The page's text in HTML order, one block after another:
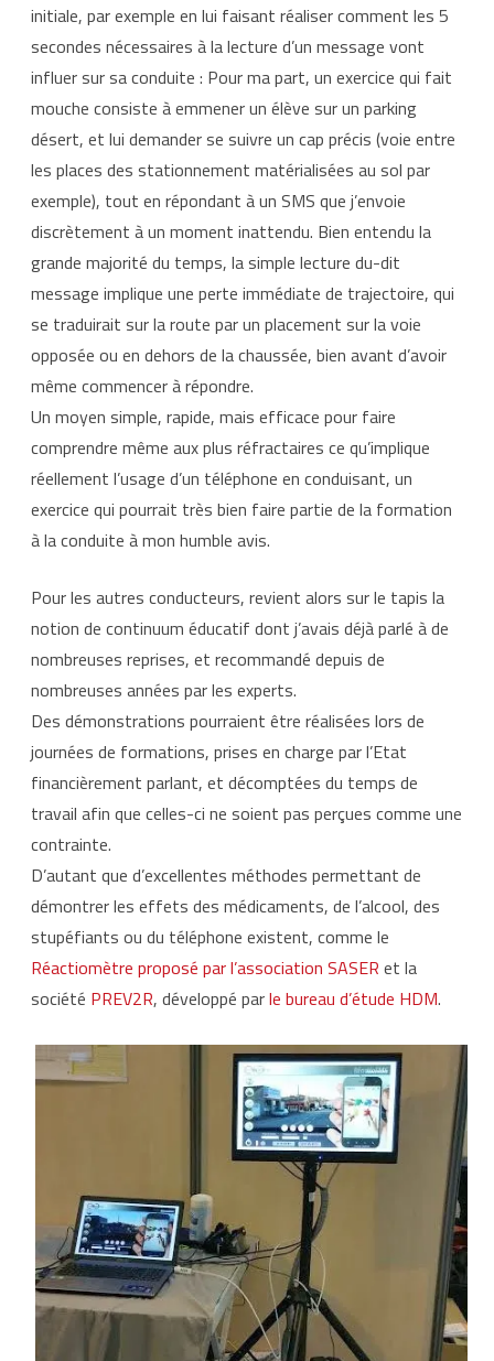
initiale, par exemple en lui faisant réaliser comment les 5
secondes nécessaires à la lecture d’un message vont
influer sur sa conduite : Pour ma part, un exercice qui fait
mouche consiste à emmener un élève sur un parking
désert, et lui demander se suivre un cap précis (voie entre
les places des stationnement matérialisées au sol par
exemple), tout en répondant à un SMS que j’envoie
discrètement à un moment inattendu. Bien entendu la
grande majorité du temps, la simple lecture du-dit
message implique une perte immédiate de trajectoire, qui
se traduirait sur la route par un placement sur la voie
opposée ou en dehors de la chaussée, bien avant d’avoir
même commencer à répondre.
Un moyen simple, rapide, mais efficace pour faire
comprendre même aux plus réfractaires ce qu’implique
réellement l’usage d’un téléphone en conduisant, un
exercice qui pourrait très bien faire partie de la formation
à la conduite à mon humble avis.
Pour les autres conducteurs, revient alors sur le tapis la
notion de continuum éducatif dont j’avais déjà parlé à de
nombreuses reprises, et recommandé depuis de
nombreuses années par les experts.
Des démonstrations pourraient être réalisées lors de
journées de formations, prises en charge par l’Etat
financièrement parlant, et décomptées du temps de
travail afin que celles-ci ne soient pas perçues comme une
contrainte.
D’autant que d’excellentes méthodes permettant de
démontrer les effets des médicaments, de l’alcool, des
stupéfiants ou du téléphone existent, comme le
Réactiomètre proposé par l’association SASER et la
société PREV2R, développé parle bureau d’étude HDM.